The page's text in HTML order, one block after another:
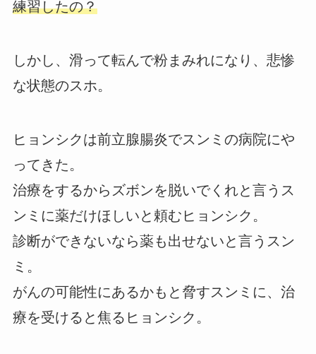
練習したの？
しかし、滑って転んで粉まみれになり、悲惨
な状態のスホ。
ヒョンシクは前立腺腸炎でスンミの病院にや
ってきた。
治療をするからズボンを脱いでくれと言うス
ンミに薬だけほしいと頼むヒョンシク。
診断ができないなら薬も出せないと言うスン
ミ。
がんの可能性にあるかもと脅すスンミに、治
療を受けると焦るヒョンシク。